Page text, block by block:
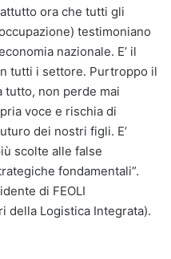
ora che tutti gli
testimoniano
nazionale. E’ il
tutti i settore. Purtroppo il
non perde mai
voce e rischia di
dei nostri figli. E’
scolte alle false
fondamentali”.
di FEOLI
della Logistica Integrata).